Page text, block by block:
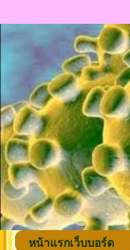
หน้าแรกเว็บบอร์ด